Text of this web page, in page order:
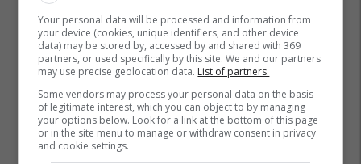
Your personal data will be processed and information from
your device (cookies, unique identifiers, and other device
data) may be stored by, accessed by and shared with 369
partners, or used specifically by this site. We and our partners
may use precise geolocation data. List of partners.
Some vendors may process your personal data on the basis
of legitimate interest, which you can object to by managing
your options below. Look for a link at the bottom of this page
or in the site menu to manage or withdraw consent in privacy
and cookie settings.